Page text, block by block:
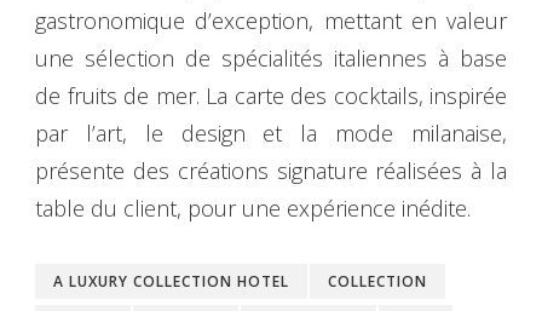
gastronomique d’exception, mettant en valeur
une sélection de spécialités italiennes à base
de fruits de mer. La carte des cocktails, inspirée
par l’art, le design et la mode milanaise,
présente des créations signature réalisées à la
table du client, pour une expérience inédite.
A LUXURY COLLECTION HOTEL
COLLECTION